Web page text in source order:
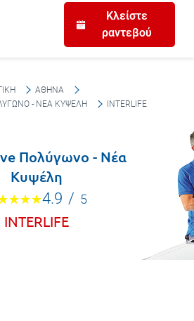
Κλείστε
ραντεβού
ΑΘΉΝΑ
- ΝΈΑ ΚΥΨΈΛΗ
INTERLIFE
Πολύγωνο - Νέα
Κυψέλη
4.9 / 5
INTERLIFE